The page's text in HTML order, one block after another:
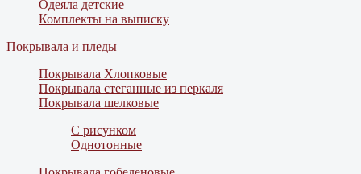
Одеяла детские
Комплекты на выписку
Покрывала и пледы
Покрывала Хлопковые
Покрывала стеганные из перкаля
Покрывала шелковые
С рисунком
Однотонные